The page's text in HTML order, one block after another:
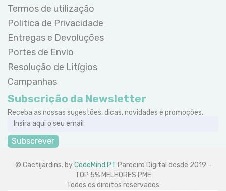
Termos de utilização
Politica de Privacidade
Entregas e Devoluções
Portes de Envio
Resolução de Litígios
Campanhas
Subscrição da Newsletter
Receba as nossas sugestões, dicas, novidades e promoções.
Subscrever
© Cactijardins. byCodeMind.PT Parceiro Digital desde 2019 -
TOP 5% MELHORES PME
Todos os direitos reservados